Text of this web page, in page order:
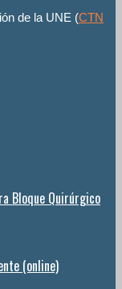
de la UNE (CTN
Bloque Quirúrgico
(online)